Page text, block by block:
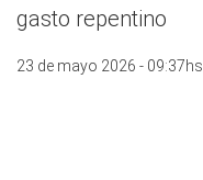
gasto repentino
23 de mayo 2026 - 09:37hs